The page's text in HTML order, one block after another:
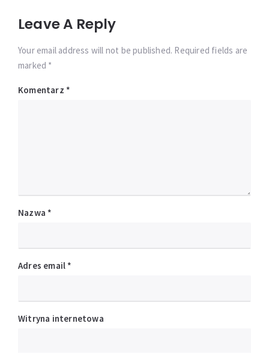
Leave A Reply
Your email address will not be published. Required fields are
marked *
Komentarz *
Nazwa *
Adres email *
Witryna internetowa